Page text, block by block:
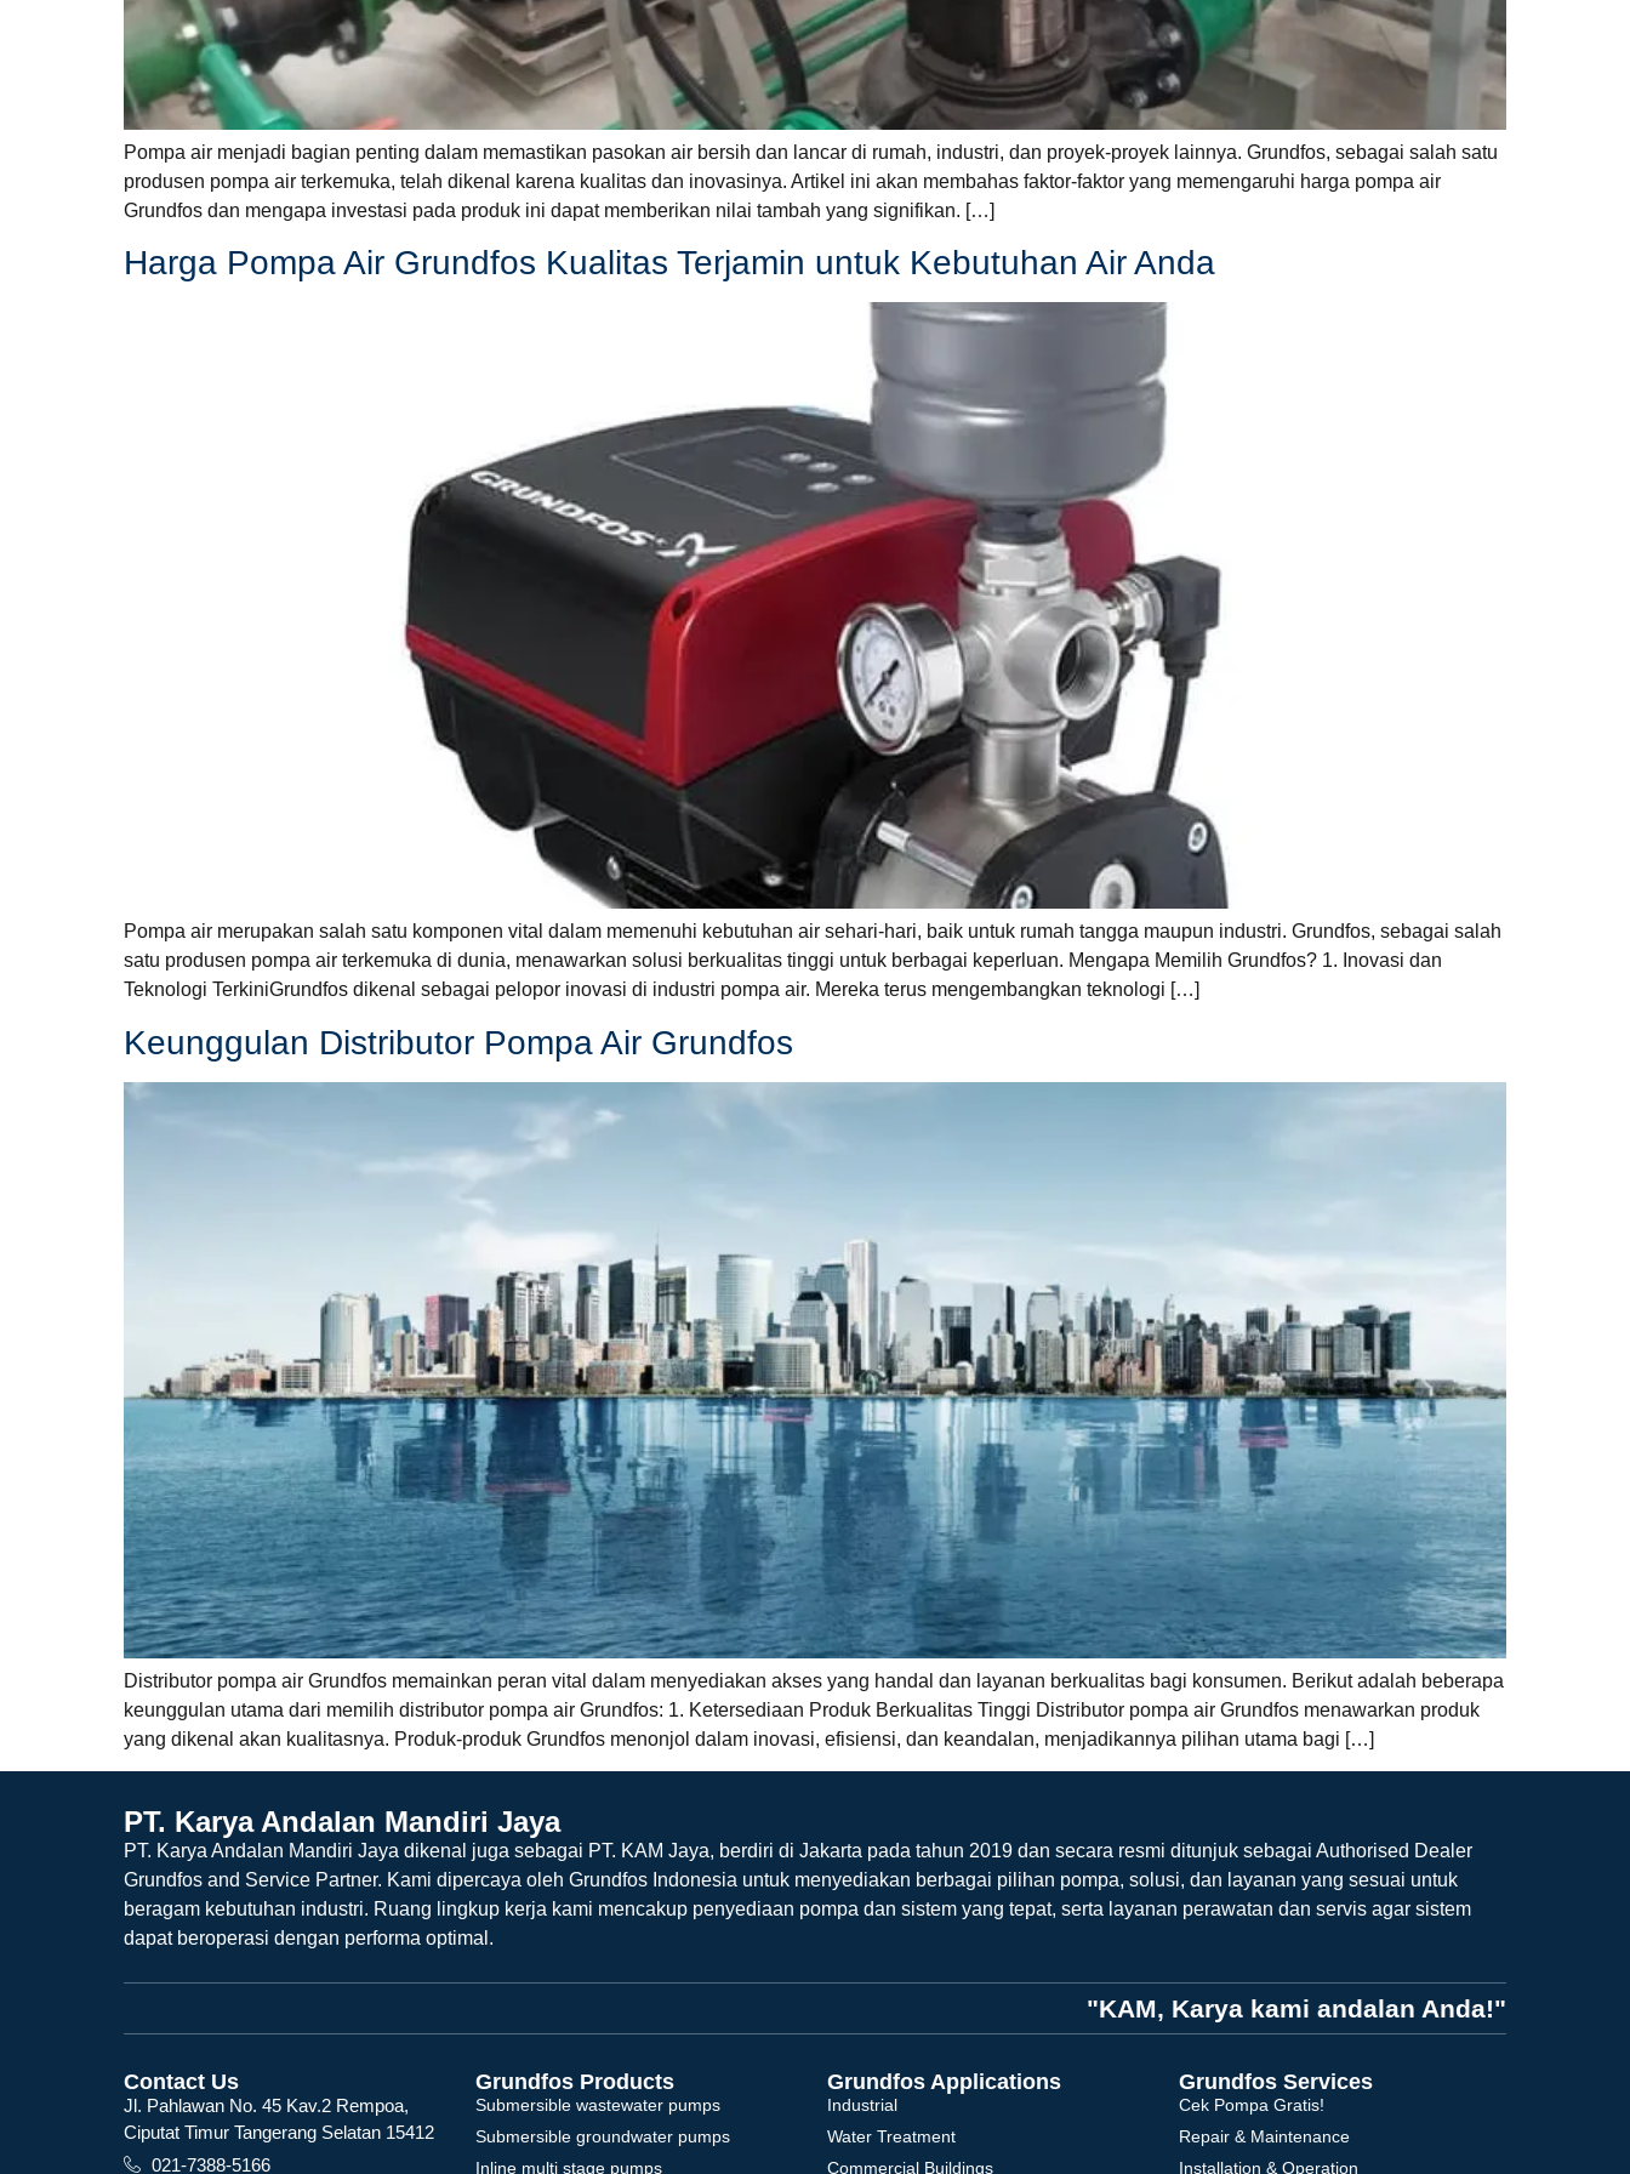
Pompa air menjadi bagian penting dalam memastikan pasokan air bersih dan lancar di rumah, industri, dan proyek-proyek lainnya. Grundfos, sebagai salah satu
produsen pompa air terkemuka, telah dikenal karena kualitas dan inovasinya. Artikel ini akan membahas faktor-faktor yang memengaruhi harga pompa air
Grundfos dan mengapa investasi pada produk ini dapat memberikan nilai tambah yang signifikan. […]
Harga Pompa Air Grundfos Kualitas Terjamin untuk Kebutuhan Air Anda
Pompa air merupakan salah satu komponen vital dalam memenuhi kebutuhan air sehari-hari, baik untuk rumah tangga maupun industri. Grundfos, sebagai salah
satu produsen pompa air terkemuka di dunia, menawarkan solusi berkualitas tinggi untuk berbagai keperluan. Mengapa Memilih Grundfos? 1. Inovasi dan
Teknologi TerkiniGrundfos dikenal sebagai pelopor inovasi di industri pompa air. Mereka terus mengembangkan teknologi […]
Keunggulan Distributor Pompa Air Grundfos
Distributor pompa air Grundfos memainkan peran vital dalam menyediakan akses yang handal dan layanan berkualitas bagi konsumen. Berikut adalah beberapa
keunggulan utama dari memilih distributor pompa air Grundfos: 1. Ketersediaan Produk Berkualitas Tinggi Distributor pompa air Grundfos menawarkan produk
yang dikenal akan kualitasnya. Produk-produk Grundfos menonjol dalam inovasi, efisiensi, dan keandalan, menjadikannya pilihan utama bagi […]
PT. Karya Andalan Mandiri Jaya
PT. Karya Andalan Mandiri Jaya dikenal juga sebagai PT. KAM Jaya, berdiri di Jakarta pada tahun 2019 dan secara resmi ditunjuk sebagai Authorised Dealer
Grundfos and Service Partner. Kami dipercaya oleh Grundfos Indonesia untuk menyediakan berbagai pilihan pompa, solusi, dan layanan yang sesuai untuk
beragam kebutuhan industri. Ruang lingkup kerja kami mencakup penyediaan pompa dan sistem yang tepat, serta layanan perawatan dan servis agar sistem
dapat beroperasi dengan performa optimal.
"KAM, Karya kami andalan Anda!"
Contact Us
Jl. Pahlawan No. 45 Kav.2 Rempoa,
Ciputat Timur Tangerang Selatan 15412
021-7388-5166
Grundfos Products
Submersible wastewater pumps
Submersible groundwater pumps
Inline multi stage pumps
Grundfos Applications
Industrial
Water Treatment
Commercial Buildings
Grundfos Services
Cek Pompa Gratis!
Repair & Maintenance
Installation & Operation